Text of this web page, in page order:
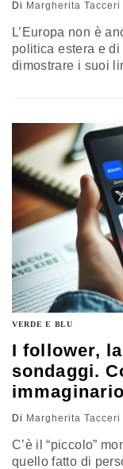
Di Margherita Tacceri
L’Europa non è
politica estera e
dimostrare i suoi
questo numero di
VERDE E BLU
I follower,
sondaggi.
Di Margherita Tacceri
C’è il “piccolo”
quello fatto di